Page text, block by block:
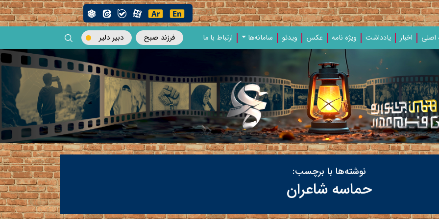
فرزند صبح دبیر دلیر اخبار یادداشت‌ ویژه‌ نامه‌ عکس ویدئو سامانه‌ها ارتباط با ما
نوشته‌ها با برچسب:
حماسه شاعران